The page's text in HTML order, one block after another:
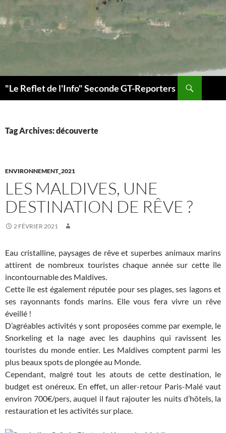
"Le Reflet de l'Info" Seconde GT-Reporters
Tag Archives: découverte
ENVIRONNEMENT_2021
LES MALDIVES, UNE
DESTINATION DE RÊVE ?
2 FÉVRIER 2021
Eau cristalline, paysages de rêve et superbes animaux marins
attirent de nombreux touristes chaque année sur cette île
incontournable des Maldives.
Cette île est également réputée pour ses plages, ses lagons et
ses rayonnants fonds marins. Elle vous fera vivre un rêve
éveillé !
D’agréables activités y sont proposées comme par exemple, le
Snorkeling et la nage avec les dauphins qui ravissent les
touristes du monde entier. Les Maldives comptent parmi les
plus beaux spots de plongée au Monde.
Cependant, malgré tout les atouts de cette destination, le
budget est onéreux. En effet, un aller-retour Paris-Malé vaut
environ 700€/pers, auquel il faut rajouter les nuits d’hôtels, la
restauration et les activités sur place.